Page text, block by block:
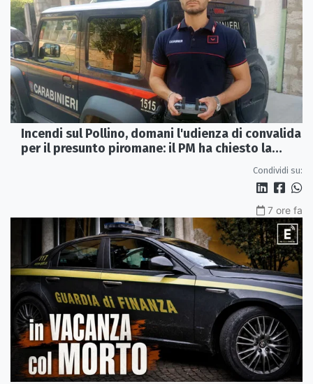
Incendi sul Pollino, domani l'udienza di convalida
per il presunto piromane: il PM ha chiesto la
Condividi su:
7 ore fa